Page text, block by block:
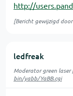
http://
[Bericht gewijzigd door
ledfreak
Moderator green laser
bin/yabb/YaBB.cgi